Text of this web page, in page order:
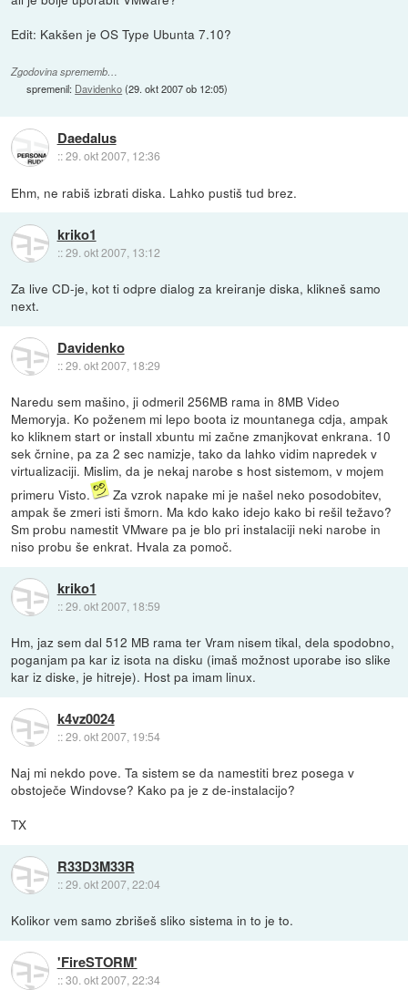
Edit: Kakšen je OS Type Ubunta 7.10?
Zgodovina sprememb…
spremenil: Davidenko(29. okt 2007 ob 12:05)
Daedalus
::29. okt 2007, 12:36
Ehm, ne rabiš izbrati diska. Lahko pustiš tud brez.
kriko1
::29. okt 2007, 13:12
Za live CD-je, kot ti odpre dialog za kreiranje diska, klikneš samo
next.
Davidenko
::29. okt 2007, 18:29
Naredu sem mašino, ji odmeril 256MB rama in 8MB Video
Memoryja. Ko poženem mi lepo boota iz mountanega cdja, ampak
ko kliknem start or install xbuntu mi začne zmanjkovat enkrana. 10
sek črnine, pa za 2 sec namizje, tako da lahko vidim napredek v
virtualizaciji. Mislim, da je nekaj narobe s host sistemom, v mojem
primeru Visto.
Za vzrok napake mi je našel neko posodobitev,
ampak še zmeri isti šmorn. Ma kdo kako idejo kako bi rešil težavo?
Sm probu namestit VMware pa je blo pri instalaciji neki narobe in
niso probu še enkrat. Hvala za pomoč.
kriko1
::29. okt 2007, 18:59
Hm, jaz sem dal 512 MB rama ter Vram nisem tikal, dela spodobno,
poganjam pa kar iz isota na disku (imaš možnost uporabe iso slike
kar iz diske, je hitreje). Host pa imam linux.
k4vz0024
::29. okt 2007, 19:54
Naj mi nekdo pove. Ta sistem se da namestiti brez posega v
obstoječe Windovse? Kako pa je z de-instalacijo?
TX
R33D3M33R
::29. okt 2007, 22:04
Kolikor vem samo zbrišeš sliko sistema in to je to.
'FireSTORM'
::30. okt 2007, 22:34